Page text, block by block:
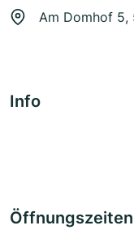
Am Domhof 5,
Info
Öffnungszeiten